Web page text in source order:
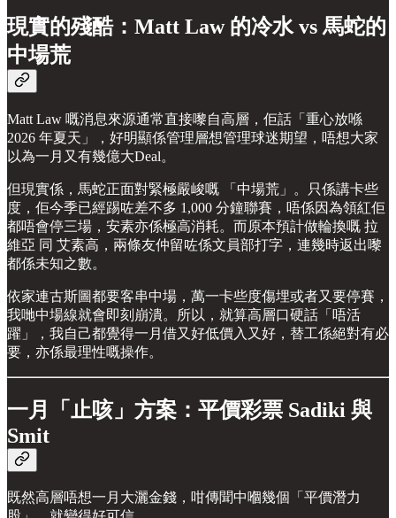
現實的殘酷：Matt Law 的冷水 vs 馬蛇的
中場荒
Matt Law 嘅消息來源通常直接嚟自高層，佢話「重心放喺
2026 年夏天」，好明顯係管理層想管理球迷期望，唔想大家
以為一月又有幾億大Deal。
但現實係，馬蛇正面對緊極嚴峻嘅 「中場荒」。只係講卡些
度，佢今季已經踢咗差不多 1,000 分鐘聯賽，唔係因為領紅佢
都唔會停三場，安素亦係極高消耗。而原本預計做輪換嘅 拉
維亞 同 艾素高，兩條友仲留咗係文員部打字，連幾時返出嚟
都係未知之數。
依家連古斯圖都要客串中場，萬一卡些度傷埋或者又要停賽，
我哋中場線就會即刻崩潰。所以，就算高層口硬話「唔活
躍」，我自己都覺得一月借又好低價入又好，替工係絕對有必
要，亦係最理性嘅操作。
一月「止咳」方案：平價彩票 Sadiki 與
Smit
既然高層唔想一月大灑金錢，咁傳聞中嗰幾個「平價潛力